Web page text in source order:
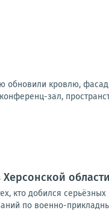
обновили кровлю,
зал,
области
кто добился
по военно-